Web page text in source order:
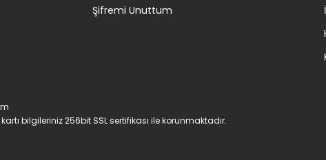
Şifremi Unuttum
kartı bilgileriniz 256bit SSL sertifikası ile korunmaktadır.